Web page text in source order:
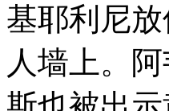
基耶利尼
人墙上。